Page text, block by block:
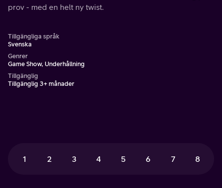
prov - med en helt ny twist.
Tillgängliga språk
Svenska
Genrer
Game Show, Underhållning
Tillgänglig
Tillgänglig 3+ månader
1 2 3 4 5 6 7 8